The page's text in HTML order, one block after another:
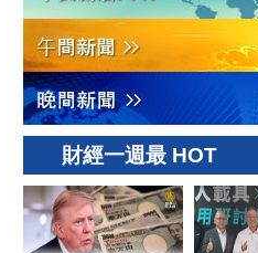
財經一週最 HOT